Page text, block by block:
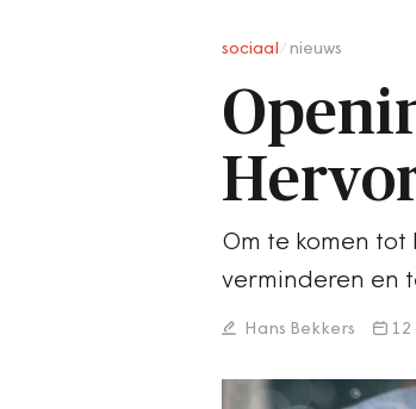
sociaal nieuws
Om te komen
verminderen en
Hans Bekkers 12